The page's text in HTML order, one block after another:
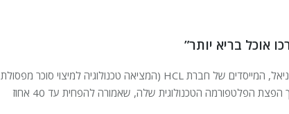
אוכל בריא יותר”
, שהוקמה בשנת 2014 על ידי ערן בניאל ואביו פרופ’ אברהם בניאל, המייסדים של חברת HCL (המציאה טכנולוגיה למיצוי סוכר מפסולת
עץ לתעשיית הפלסטיק והדלקים), גייסה באחרונה 8.1 מיליון דולר לצורך הפצת הפלטפורמה הטכנולוגית שלה, שאמורה להפחית עד 40 אחוז